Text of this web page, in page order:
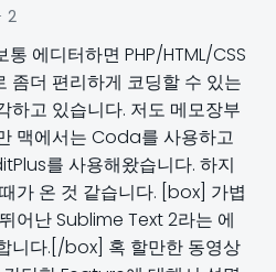
2
에디터하면 PHP/HTML/CSS
좀더 편리하게 코딩할 수 있는
하고 있습니다. 저도 메모장부
맥에서는 Coda를 사용하고
를 사용해왔습니다. 하지
가 온 것 같습니다. [box] 가볍
어난 Sublime Text 2라는 에
니다.[/box] 혹 할만한 동영상